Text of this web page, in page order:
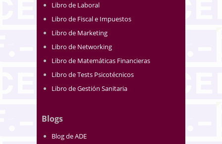
Libro de Laboral
Libro de Fiscal e Impuestos
Libro de Marketing
Libro de Networking
Libro de Matemáticas Financieras
Libro de Tests Psicotécnicos
Libro de Gestión Sanitaria
Blogs
Blog de ADE